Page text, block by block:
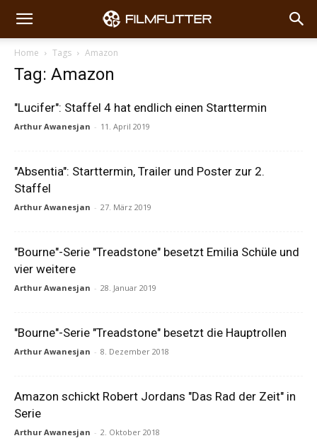
Home Tags Amazon
Tag: Amazon
"Lucifer": Staffel 4 hat endlich einen Starttermin
Arthur Awanesjan - 11. April 2019
"Absentia": Starttermin, Trailer und Poster zur 2.
Staffel
Arthur Awanesjan - 27. März 2019
"Bourne"-Serie "Treadstone" besetzt Emilia Schüle und
vier weitere
Arthur Awanesjan - 28. Januar 2019
"Bourne"-Serie "Treadstone" besetzt die Hauptrollen
Arthur Awanesjan - 8. Dezember 2018
Amazon schickt Robert Jordans "Das Rad der Zeit" in
Serie
Arthur Awanesjan - 2. Oktober 2018